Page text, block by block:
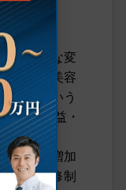
年顕著な変
して、美容
いるという
よる収益・
者数も増加
集や研修制